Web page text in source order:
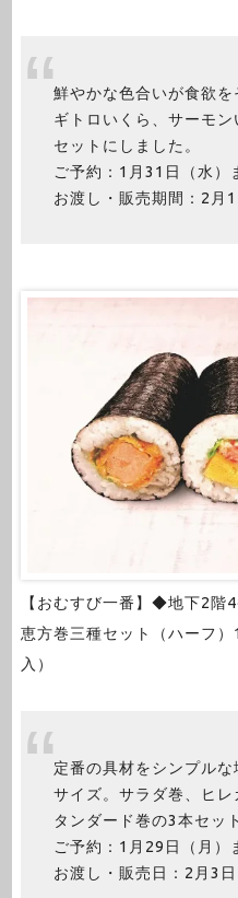
鮮やかな色合いが食欲
ギトロいくら、サーモ
セットにしました。
ご予約：1月31日（水）
お渡し・販売期間：2月
【おむすび一番】◆地下2階
恵方巻三種セット（ハーフ
入）
定番の具材をシンプル
サイズ。サラダ巻、ヒ
タンダード巻の3本セッ
ご予約：1月29日（月）
お渡し・販売日：2月3日